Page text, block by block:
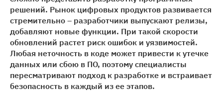
решений. Рынок цифровых продуктов развивается
стремительно – разработчики выпускают релизы,
добавляют новые функции. При такой скорости
обновлений растет риск ошибок и уязвимостей.
Любая неточность в коде может привести к утечке
данных или сбою в ПО, поэтому специалисты
пересматривают подход к разработке и встраивает
безопасность в каждый из ее этапов.